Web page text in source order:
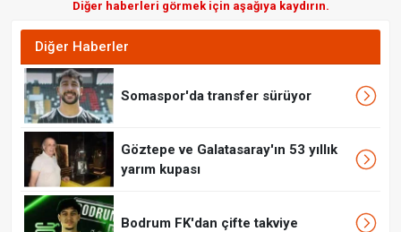
Diğer haberleri görmek için aşağıya kaydırın.
Diğer Haberler
Somaspor'da transfer sürüyor
Göztepe ve Galatasaray'ın 53 yıllık
yarım kupası
Bodrum FK'dan çifte takviye